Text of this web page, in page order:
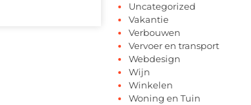
Uncategorized
Vakantie
Verbouwen
Vervoer en transport
Webdesign
Wijn
Winkelen
Woning en Tuin